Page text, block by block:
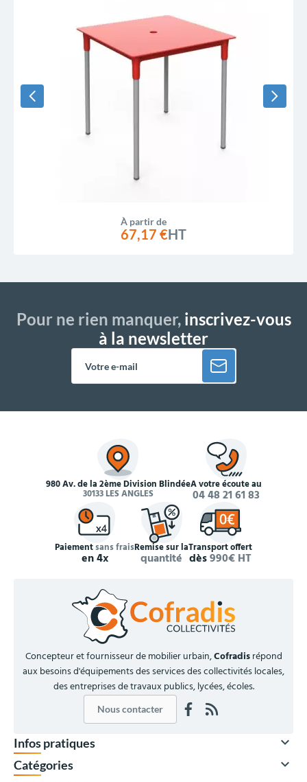
À partir de
67,17 €HT
Pour ne rien manquer,inscrivez-vous
à la newsletter
980 Av. de la 2ème Division Blindée
30133 LES ANGLES
À votre écoute au
04 48 21 61 83
Paiementsans frais
en 4x
Remise sur la
quantité
Transport offert
dès990€ HT
Concepteur et fournisseur de mobilier urbain,Cofradisrépond
aux besoins d'équipements des services des collectivités locales,
des entreprises de travaux publics, lycées, écoles.
Nous contacter
Infos pratiques 
Catégories 